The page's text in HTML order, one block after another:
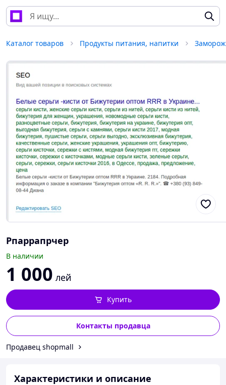
Каталог товаров Продукты питания, напитки
Рпаррапрчер
В наличии
1 000 лей
Контакты продавца
Купить
Продавец shopmall
Характеристики и описание